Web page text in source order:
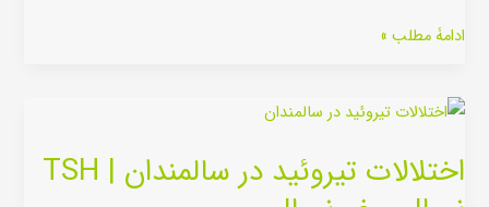
ادامۀ مطلب »
اختلالات تیروئید در سالمندان | TSH
اختلالات
در